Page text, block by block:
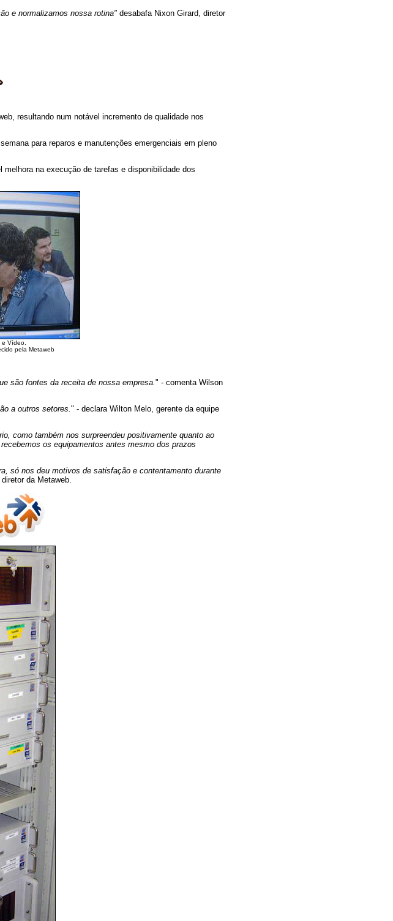
e normalizamos nossa rotina" desabafa Nixon Girard, diretor
resultando num notável incremento de qualidade nos
para reparos e manutenções emergenciais em pleno
na execução de tarefas e disponibilidade dos
e Vídeo.
pela Metaweb
são fontes da receita de nossa empresa." - comenta Wilson
a outros setores." - declara Wilton Melo, gerente da equipe
como também nos surpreendeu positivamente quanto ao
os equipamentos antes mesmo dos prazos
só nos deu motivos de satisfação e contentamento durante
da Metaweb.